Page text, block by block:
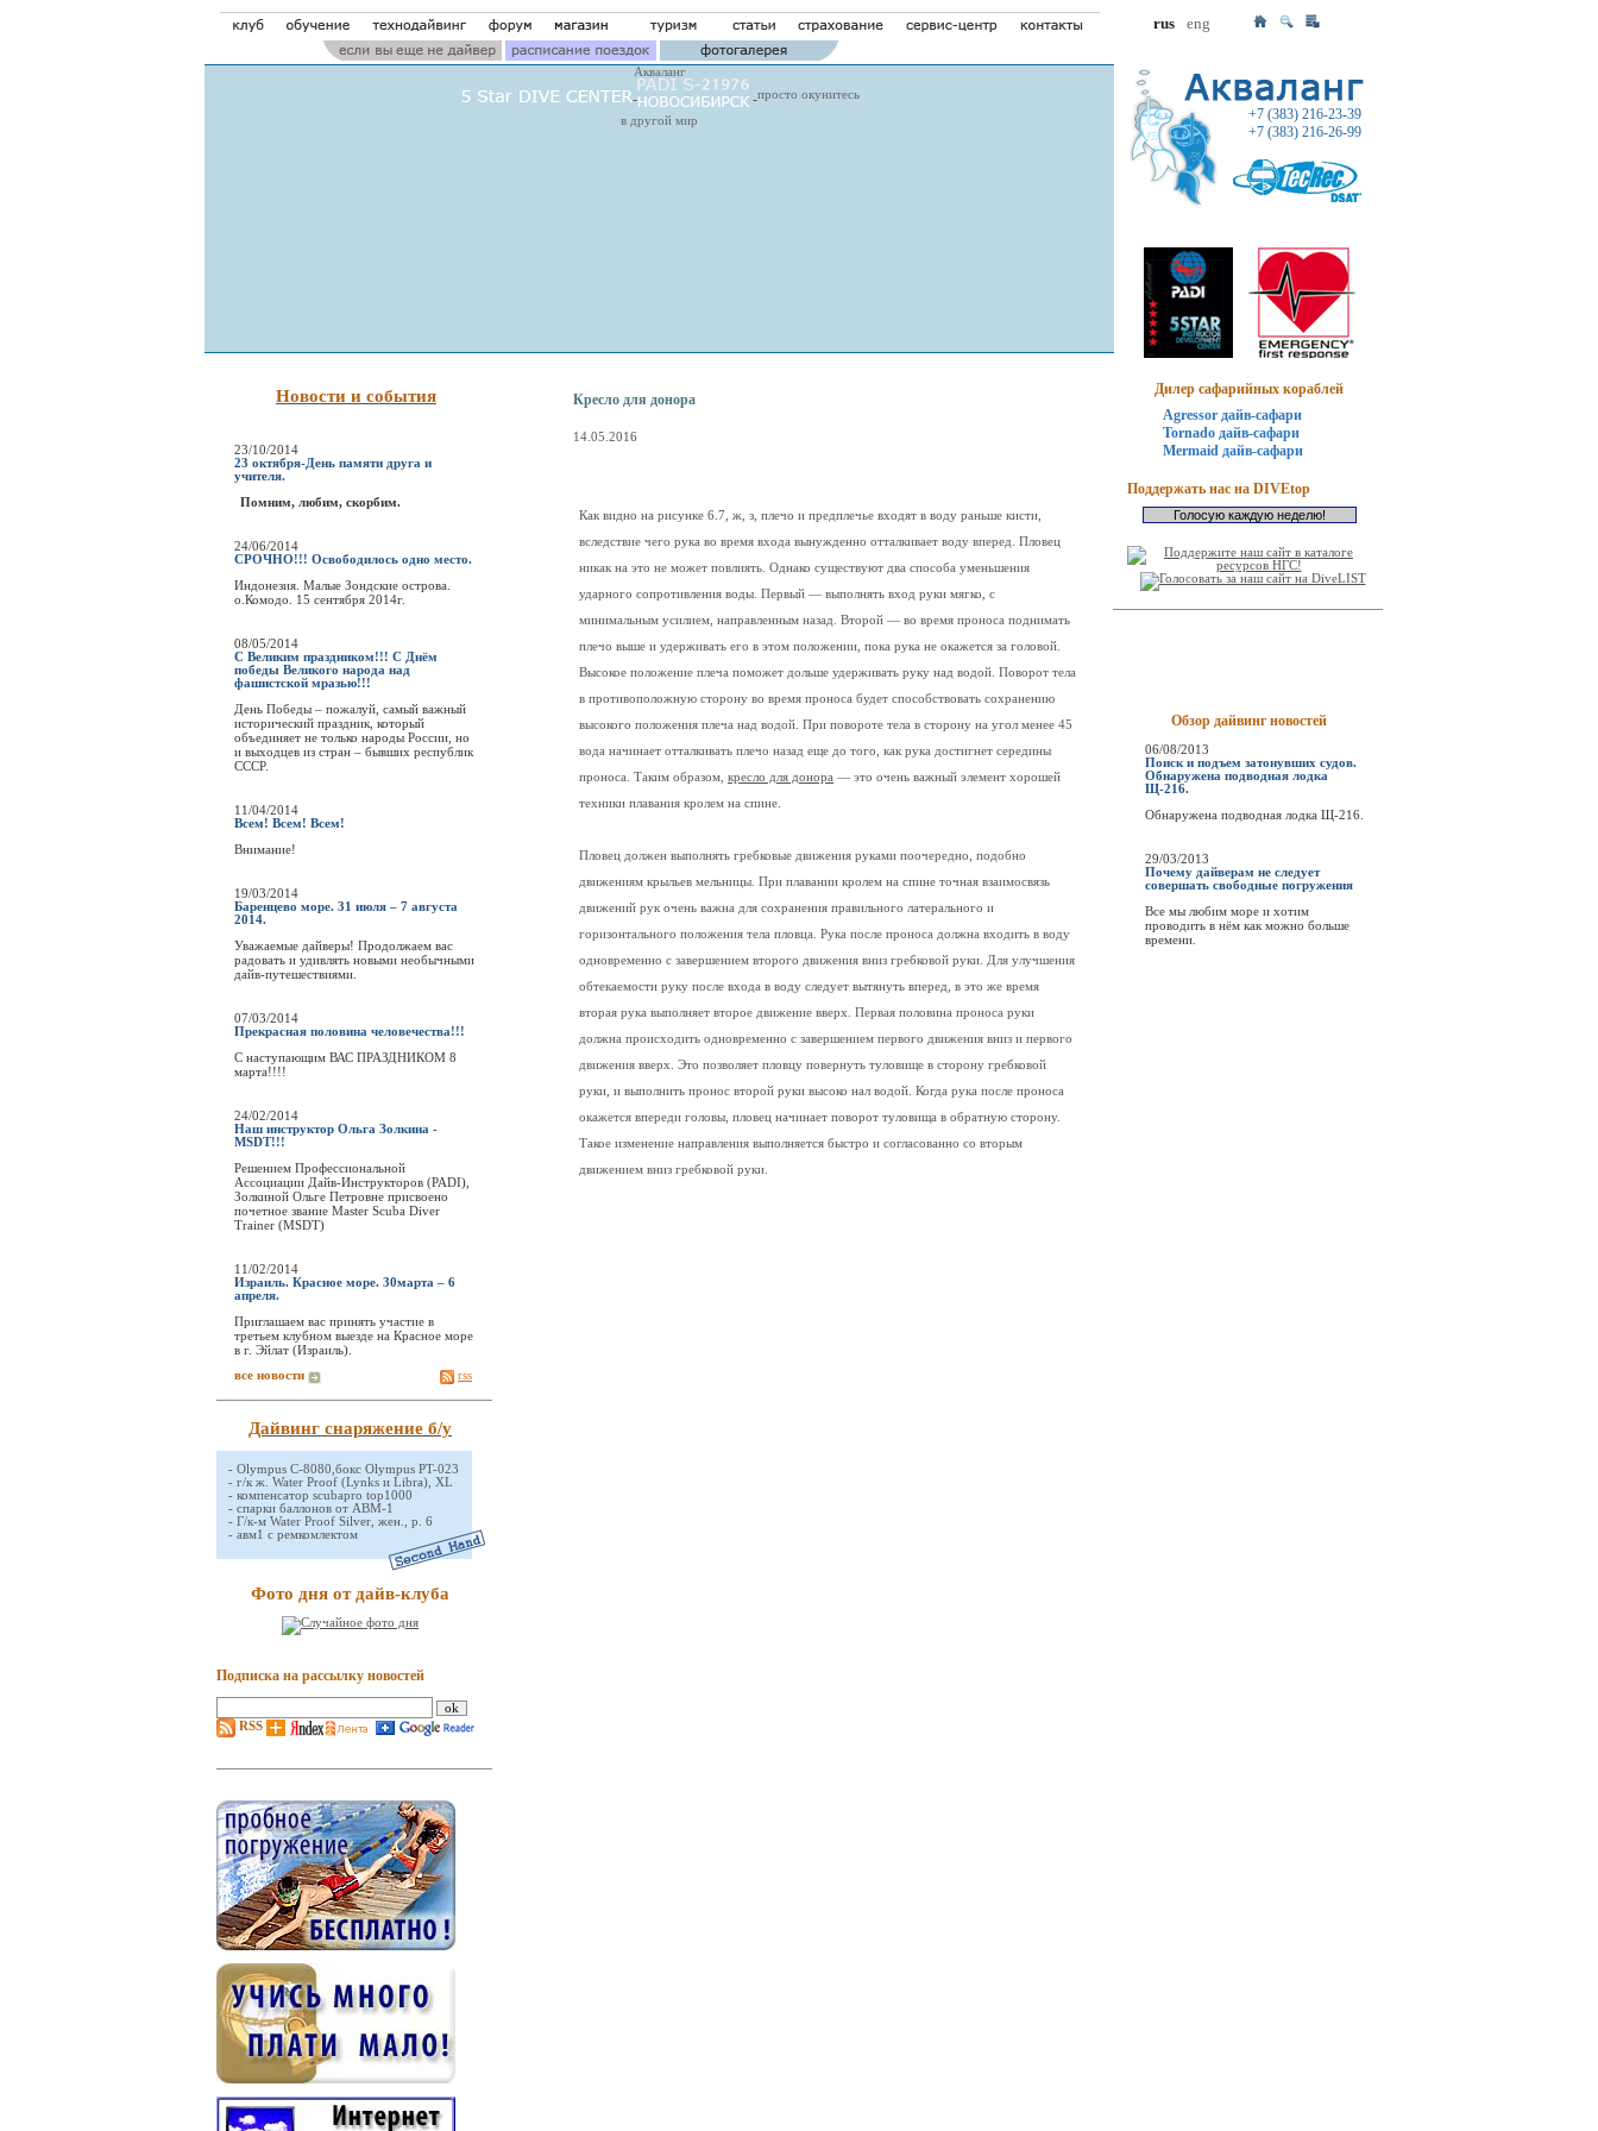
rus eng
Акваланг
просто окунитесь
в другой мир
+7 (383) 216-23-39
+7 (383) 216-26-99
Новости и события
23/10/2014
23 октября-День памяти друга и
учителя.
Помним, любим, скорбим.
24/06/2014
СРОЧНО!!! Освободилось одно место.
Индонезия. Малые Зондские острова.
о.Комодо. 15 сентября 2014г.
08/05/2014
С Великим праздником!!! С Днём
победы Великого народа над
фашистской мразью!!!
День Победы – пожалуй, самый важный
исторический праздник, который
объединяет не только народы России, но
и выходцев из стран – бывших республик
СССР.
11/04/2014
Всем! Всем! Всем!
Внимание!
19/03/2014
Баренцево море. 31 июля – 7 августа
2014.
Уважаемые дайверы! Продолжаем вас
радовать и удивлять новыми необычными
дайв-путешествиями.
07/03/2014
Прекрасная половина человечества!!!
C наступающим ВАС ПРАЗДНИКОМ 8
марта!!!!
24/02/2014
Наш инструктор Ольга Золкина -
MSDT!!!
Решением Профессиональной
Ассоциации Дайв-Инструкторов (PADI),
Золкиной Ольге Петровне присвоено
почетное звание Master Scuba Diver
Trainer (MSDT)
11/02/2014
Израиль. Красное море. 30марта – 6
апреля.
Приглашаем вас принять участие в
третьем клубном выезде на Красное море
в г. Эйлат (Израиль).
все новости rss
Дайвинг снаряжение б/у
- Olympus C-8080,бокс Olympus PT-023
- г/к ж. Water Proof (Lynks и Libra), XL
- компенсатор scubapro top1000
- спарки баллонов от АВМ-1
- Г/к-м Water Proof Silver, жен., р. 6
- авм1 с ремкомлектом
Фото дня от дайв-клуба
Подписка на рассылку новостей
RSS
Кресло для донора
14.05.2016
Как видно на рисунке 6.7, ж, з, плечо и предплечье входят в воду раньше кисти,
вследствие чего рука во время входа вынужденно отталкивает воду вперед. Пловец
никак на это не может повлиять. Однако существуют два способа уменьшения
ударного сопротивления воды. Первый — выполнять вход руки мягко, с
минимальным усилием, направленным назад. Второй — во время проноса поднимать
плечо выше и удерживать его в этом положении, пока рука не окажется за головой.
Высокое положение плеча поможет дольше удерживать руку над водой. Поворот тела
в противоположную сторону во время проноса будет способствовать сохранению
высокого положения плеча над водой. При повороте тела в сторону на угол менее 45
вода начинает отталкивать плечо назад еще до того, как рука достигнет середины
проноса. Таким образом, кресло для донора — это очень важный элемент хорошей
техники плавания кролем на спине.
Пловец должен выполнять гребковые движения руками поочередно, подобно
движениям крыльев мельницы. При плавании кролем на спине точная взаимосвязь
движений рук очень важна для сохранения правильного латерального и
горизонтального положения тела пловца. Рука после проноса должна входить в воду
одновременно с завершением второго движения вниз гребковой руки. Для улучшения
обтекаемости руку после входа в воду следует вытянуть вперед, в это же время
вторая рука выполняет второе движение вверх. Первая половина проноса руки
должна происходить одновременно с завершением первого движения вниз и первого
движения вверх. Это позволяет пловцу повернуть туловище в сторону гребковой
руки, и выполнить пронос второй руки высоко нал водой. Когда рука после проноса
окажется впереди головы, пловец начинает поворот туловища в обратную сторону.
Такое изменение направления выполняется быстро и согласованно со вторым
движением вниз гребковой руки.
Дилер сафарийных кораблей
Agressor дайв-сафари
Tornado дайв-сафари
Mermaid дайв-сафари
Поддержать нас на DIVEtop
Обзор дайвинг новостей
06/08/2013
Поиск и подъем затонувших судов.
Обнаружена подводная лодка
Щ-216.
Обнаружена подводная лодка Щ-216.
29/03/2013
Почему дайверам не следует
совершать свободные погружения
Все мы любим море и хотим
проводить в нём как можно больше
времени.